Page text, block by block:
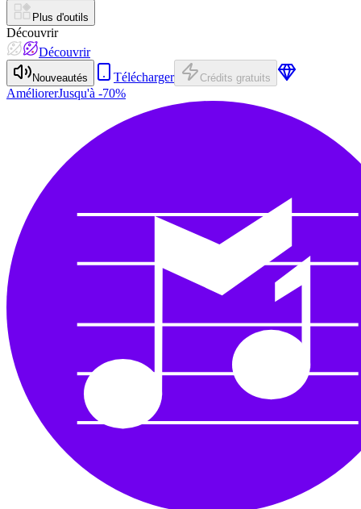
Plus d'outils
Découvrir
Découvrir
Nouveautés Télécharger Crédits gratuits
AméliorerJusqu'à -70%